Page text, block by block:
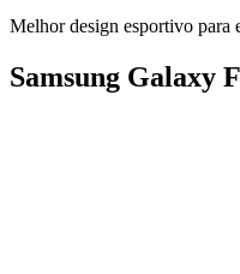
Melhor design esportivo para
Samsung Galaxy